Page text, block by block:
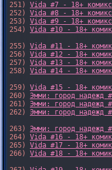
251) Vida #7 - 18+
252) Vida #8 - 18+
253) Vida #9 - 18+
254) Vida #10 - 18+
255) Vida #11 - 18+
256) Vida #12 - 18+
257) Vida #13 - 18+
258) Vida #14 - 18+
259) Vida #15 - 18+
260) Эмми: город надежд
261) Эмми: город надежд
262) Эмми: город надежд
263) Эмми: город надежд
264) Vida #16 - 18+
265) Vida #17 - 18+
266) Vida #18 - 18+